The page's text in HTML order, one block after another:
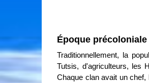
Époque
Traditionnellement, la
Tutsis, d'agriculteurs, les
Chaque clan avait un